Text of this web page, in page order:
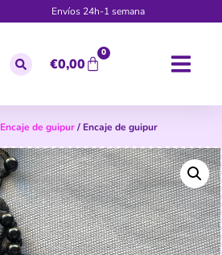
Envíos 24h-1 semana
€0,00
0
Encaje de guipur/ Encaje de guipur